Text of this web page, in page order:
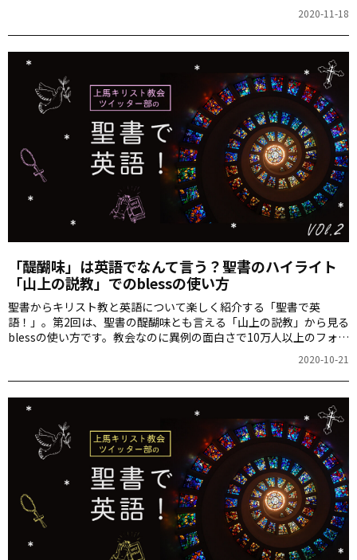
2020-11-18
「醍醐味」は英語でなんて言う？聖書のハイライト
「山上の説教」でのblessの使い方
聖書からキリスト教と英語について楽しく紹介する「聖書で英
語！」。第2回は、聖書の醍醐味とも言える「山上の説教」から見る
blessの使い方です。教会なのに異例の面白さで10万人以上のフォロ
2020-10-21